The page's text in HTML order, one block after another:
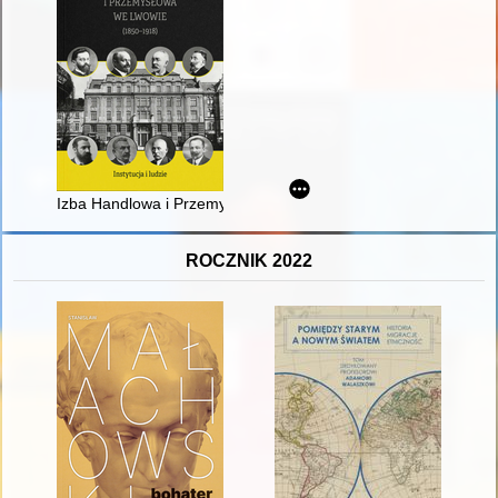
Izba Handlowa i Przemysłowa we Lwowie (1850-1918) :
ROCZNIK 2022